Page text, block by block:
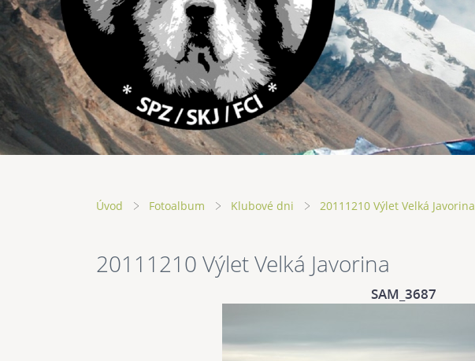
Úvod Fotoalbum Klubové dni 20111210 Výlet Velká Javorina
20111210 Výlet Velká Javorina
SAM_3687